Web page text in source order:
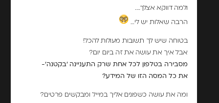
ולמה דווקא אצלך….
הרבה שאלות יש לי…
בטוחה שיש לך תשובות מעולות להכל!
אבל איך את עושה את זה ביום יום?
מסבירה בטלפון לכל אחת שרק התעניינה 'בקטנה'-
את כל המסה הזו של המידע?
ומה את עושה כשפונים אליך במייל ומבקשים פרטים?